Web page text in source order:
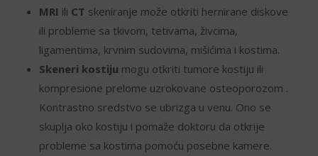
MRI ili CT skeniranje može otkriti hernirane diskove
ili probleme sa tkivom, tetivama, živcima,
ligamentima, krvnim sudovima, mišićima i kostima.
Skeneri kostiju mogu otkriti tumore kostiju ili
kompresione prelome uzrokovane osteoporozom .
Kontrastno sredstvo se ubrizga u venu. Ono se
skuplja oko kostiju i pomaže doktoru da otkrije
probleme sa kostima pomoću posebne kamere.